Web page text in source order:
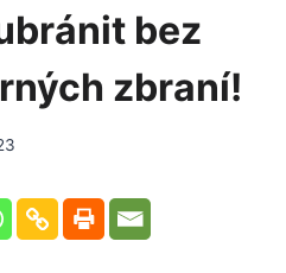
bez
zbraní!